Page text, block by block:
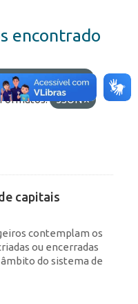
encontrado
Estrangeiros
Formatos:
JSON
capitais
contemplam os
ou encerradas
do sistema de